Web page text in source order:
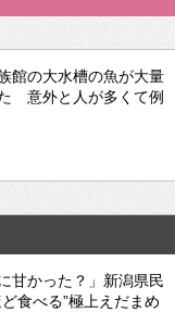
館の大水槽の魚が大量
意外と人が多くて例
甘かった？」新潟県民
食べる”極上えだまめ